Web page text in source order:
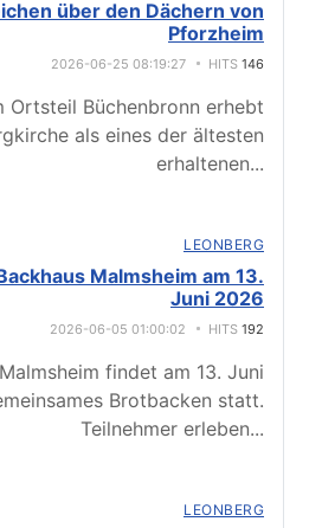
über den Dächern von
Pforzheim
2026-06-25 08:19:27 HITS 146
Ortsteil Büchenbronn erhebt
als eines der ältesten
erhaltenen...
LEONBERG
Malmsheim am 13.
Juni 2026
2026-06-05 01:00:02 HITS 192
findet am 13. Juni
Brotbacken statt.
Teilnehmer erleben...
LEONBERG